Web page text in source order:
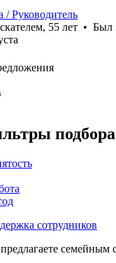
/ Руководитель
, 55 лет • Был
сотрудников
семейным